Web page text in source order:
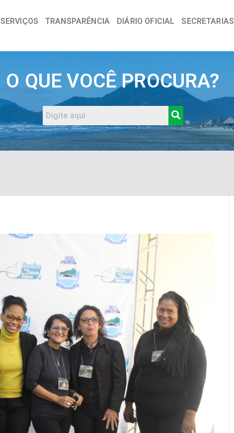
SERVIÇOS TRANSPARÊNCIA DIÁRIO OFICIAL SECRETARIAS
O QUE VOCÊ PROCURA?